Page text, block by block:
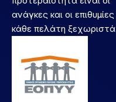
ανάγκες και οι επιθυμίες
κάθε πελάτη ξεχωριστά